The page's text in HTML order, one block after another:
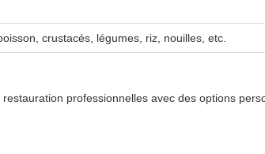
crustacés, légumes, riz, nouilles, etc.
professionnelles avec des options